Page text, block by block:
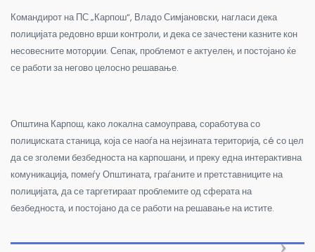
Командирот на ПС „Карпош“, Владо Симјановски, нагласи дека
полицијата редовно врши контроли, и дека се зачестени казните кон
несовесните моторџии. Сепак, проблемот е актуелен, и постојано ќе
се работи за негово целосно решавање.
Општина Карпош, како локална самоуправа, соработува со
полициската станица, која се наоѓа на нејзината територија, сé со цел
да се зголеми безбедноста на карпошани, и преку една интерактивна
комуникација, помеѓу Општината, граѓаните и претставниците на
полицијата, да се таргетираат проблемите од сферата на
безбедноста, и постојано да се работи на решавање на истите.